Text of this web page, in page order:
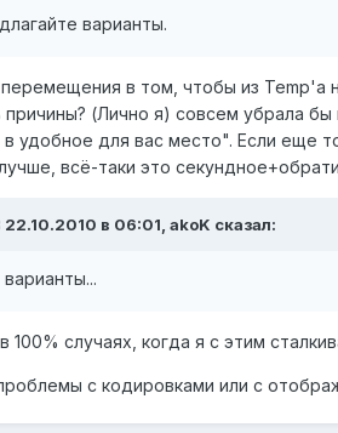
варианты.
в том, чтобы из Temp'а
причины? (Лично я) совсем убрала
в удобное для вас место". Если еще
всё-таки это
22.10.2010 в 06:01, akoK сказал:
100% случаях, когда я с этим
с кодировками или с